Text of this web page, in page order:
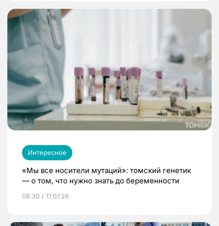
Интересное
«Мы все носители мутаций»: томский генетик
— о том, что нужно знать до беременности
08:30 / 17.07.26